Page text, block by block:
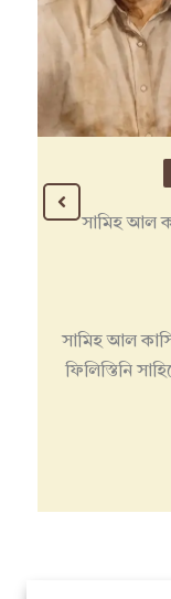
মাস্টার
ফ্রঁসে মামাই
আমার